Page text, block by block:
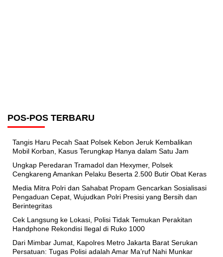
POS-POS TERBARU
Tangis Haru Pecah Saat Polsek Kebon Jeruk Kembalikan
Mobil Korban, Kasus Terungkap Hanya dalam Satu Jam
Ungkap Peredaran Tramadol dan Hexymer, Polsek
Cengkareng Amankan Pelaku Beserta 2.500 Butir Obat Keras
Media Mitra Polri dan Sahabat Propam Gencarkan Sosialisasi
Pengaduan Cepat, Wujudkan Polri Presisi yang Bersih dan
Berintegritas
Cek Langsung ke Lokasi, Polisi Tidak Temukan Perakitan
Handphone Rekondisi Ilegal di Ruko 1000
Dari Mimbar Jumat, Kapolres Metro Jakarta Barat Serukan
Persatuan: Tugas Polisi adalah Amar Ma’ruf Nahi Munkar